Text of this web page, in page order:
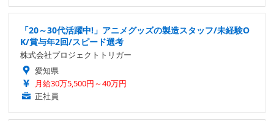
「20～30代活躍中!」アニメグッズの製造スタッフ/未経験O
K/賞与年2回/スピード選考
株式会社プロジェクトトリガー
愛知県
月給30万5,500円～40万円
正社員